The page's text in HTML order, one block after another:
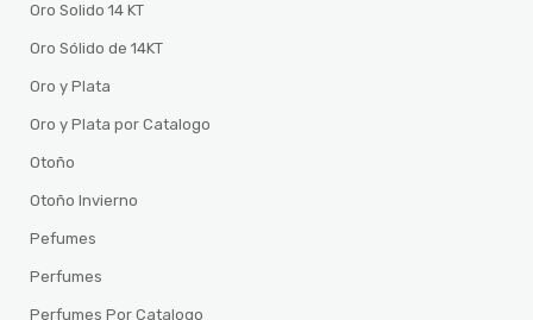
Oro Solido 14 KT
Oro Sólido de 14KT
Oro y Plata
Oro y Plata por Catalogo
Otoño
Otoño Invierno
Pefumes
Perfumes
Perfumes Por Catalogo